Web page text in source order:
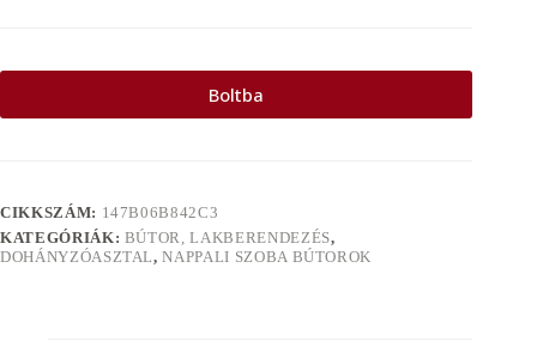
Boltba
CIKKSZÁM: 147B06B842C3
KATEGÓRIÁK: BÚTOR, LAKBERENDEZÉS,
DOHÁNYZÓASZTAL,NAPPALI SZOBA BÚTOROK